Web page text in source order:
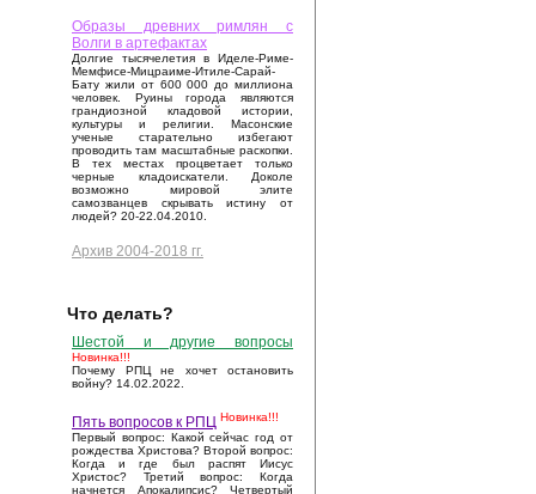
Образы древних римлян с
Волги в артефактах
Долгие тысячелетия в Иделе-Риме-
Мемфисе-Мицраиме-Итиле-Сарай-
Бату жили от 600 000 до миллиона
человек. Руины города являются
грандиозной кладовой истории,
культуры и религии. Масонские
ученые старательно избегают
проводить там масштабные раскопки.
В тех местах процветает только
черные кладоискатели. Доколе
возможно мировой элите
самозванцев скрывать истину от
людей? 20-22.04.2010.
Архив 2004-2018 гг.
Что делать?
Шестой и другие вопросы
Новинка!!!
Почему РПЦ не хочет остановить
войну? 14.02.2022.
Пять вопросов к РПЦ Новинка!!!
Первый вопрос: Какой сейчас год от
рождества Христова? Второй вопрос:
Когда и где был распят Иисус
Христос? Третий вопрос: Когда
начнется Апокалипсис? Четвертый